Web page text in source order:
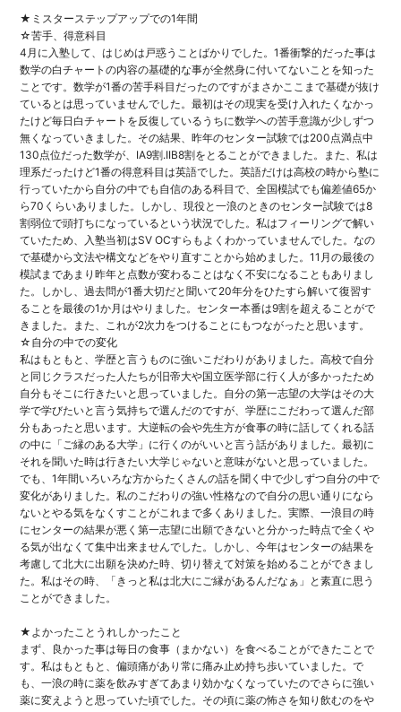
★ミスターステップアップでの1年間
☆苦手、得意科目
4月に入塾して、はじめは戸惑うことばかりでした。1番衝撃的だった事は
数学の白チャートの内容の基礎的な事が全然身に付いてないことを知った
ことです。数学が1番の苦手科目だったのですがまさかここまで基礎が抜け
ているとは思っていませんでした。最初はその現実を受け入れたくなかっ
たけど毎日白チャートを反復 しているうちに数学への苦手意識が少しずつ
無くなっていきました。その結果、昨年のセンター試験では200点満点中
130点位だった数学が、 IA9割.IIB8割をとることができました。また、私は
理系だったけど1番の得意科目は英語でした。英語だけは高校の時から塾に
行っていたから自分の中でも自信のある科目で、全国模試でも偏差値65か
ら70くらいありました。
しかし、現役と一浪のときのセンター試験では8
割弱位で頭打ちになっているという状況でした。私はフィーリングで解い
ていたため、
入塾当初はSV OCすらもよくわかっていませんでした。なの
で基礎から文法や構文などをやり直すことから始めました。11月の最後の
模試まであまり昨年と点数が変わることはなく不安になることもありまし
た。しかし、過去問が1番大切だと聞いて20年分をひたすら解いて復習す
るこ とを最後の1か月はやりました。センター本番は9割を超えることがで
きました。また、 これが2次力をつけることにもつながったと思います。
☆自分の中での変化
私はもともと、学歴と言うものに強いこだわりがありました。高校で自分
と同じクラスだった人たちが旧帝大や国立医学部に行く 人が多かったため
自分もそこに行きたいと思っていました。 自分の第一志望の大学はその大
学で学びたいと言う気持ちで選んだのですが、学歴にこだわって選んだ部
分もあったと思います。 大逆転の会や先生方が食事の時に話してくれる話
の中に「ご縁のある大学」に行くのがいいと言う話がありました。最初に
それを聞いた時は行きたい大学じゃないと意味がないと思っていました。
でも、1年間いろいろな方からたくさんの話を聞く中で少しずつ自分の中で
変化がありました。私のこだわりの強い性格なので自分の思い通りになら
ないとやる気をなくすことがこれまで多くありました。実際、一浪目の時
にセンターの結果が悪く第一志望に出願できないと分かった時点で全くや
る気が出なくて集中出来ませんでした。しかし、今年はセンターの結果を
考慮して北大に出願を決めた時、切り替えて対策を始めることができまし
た。私はその時、「 きっと私は北大にご縁があるんだなぁ」 と素直に思う
ことができました。
★よかったことうれしかったこと
まず、良かった事は毎日の食事（まかない） を食べることができたことで
す。私はもともと、偏頭痛があり常に痛み止め持ち歩いていました。で
も、一浪の時に薬を飲みすぎてあまり効かなくなっていたのでさらに強い
薬に変えようと思っていた頃でした。 その頃に薬の怖さを知り飲むのをや